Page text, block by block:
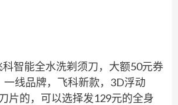
智能全水洗剃须刀，大额50元券
一线品牌，飞科新款，3D浮动
片的，可以选择发129元的全身